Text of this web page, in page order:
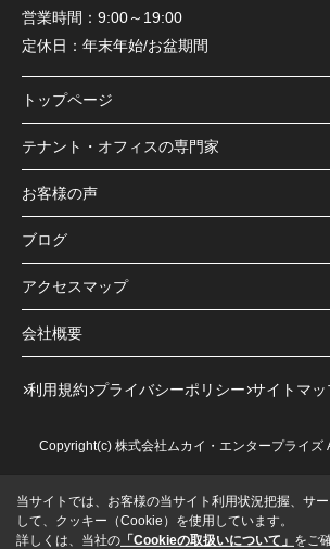
営業時間： 9:00～19:00
定休日： 年末年始/お盆期間
トップページ
テナント・オフィスの専門家
お客様の声
ブログ
アクセスマップ
会社概要
利用規約 プライバシーポリシー サイトマッ
Copyright(c) 株式会社ムカイ・エンタープライズ
当サイトでは、お客様の当サイト利用状況把握、サ
して、クッキー（Cookie）を使用しています。
詳しくは、当社の 「Cookieの取扱いについて」 をご